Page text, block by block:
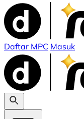
Daftar MPC Masuk